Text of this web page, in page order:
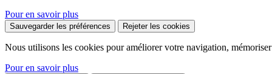
Pour en savoir plus
Sauvegarder les préférences Rejeter les cookies
Nous utilisons les cookies pour améliorer votre navigation,
Pour en savoir plus